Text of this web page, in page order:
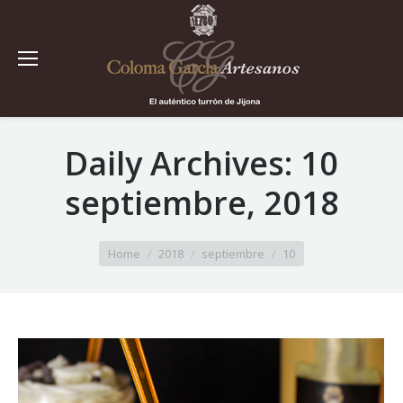
Daily Archives: 10
septiembre, 2018
You are here:
Home 2018 septiembre 10